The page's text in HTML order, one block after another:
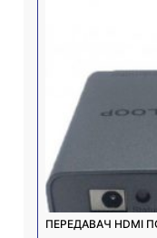
ПЕРЕДАВАЧ HDMI ПО